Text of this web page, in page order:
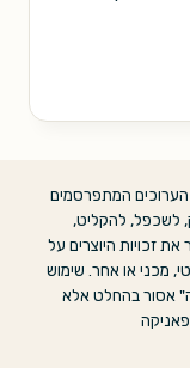
הערוכים המתפרסמים
לשכפל, להקליט,
זכויות היוצרים על
מכני או אחר. שימוש
אסור בהחלט אלא